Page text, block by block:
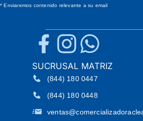
* Enviaremos contenido relevante a su email
SUCRUSAL MATRIZ
(844) 180 0447
(844) 180 0448